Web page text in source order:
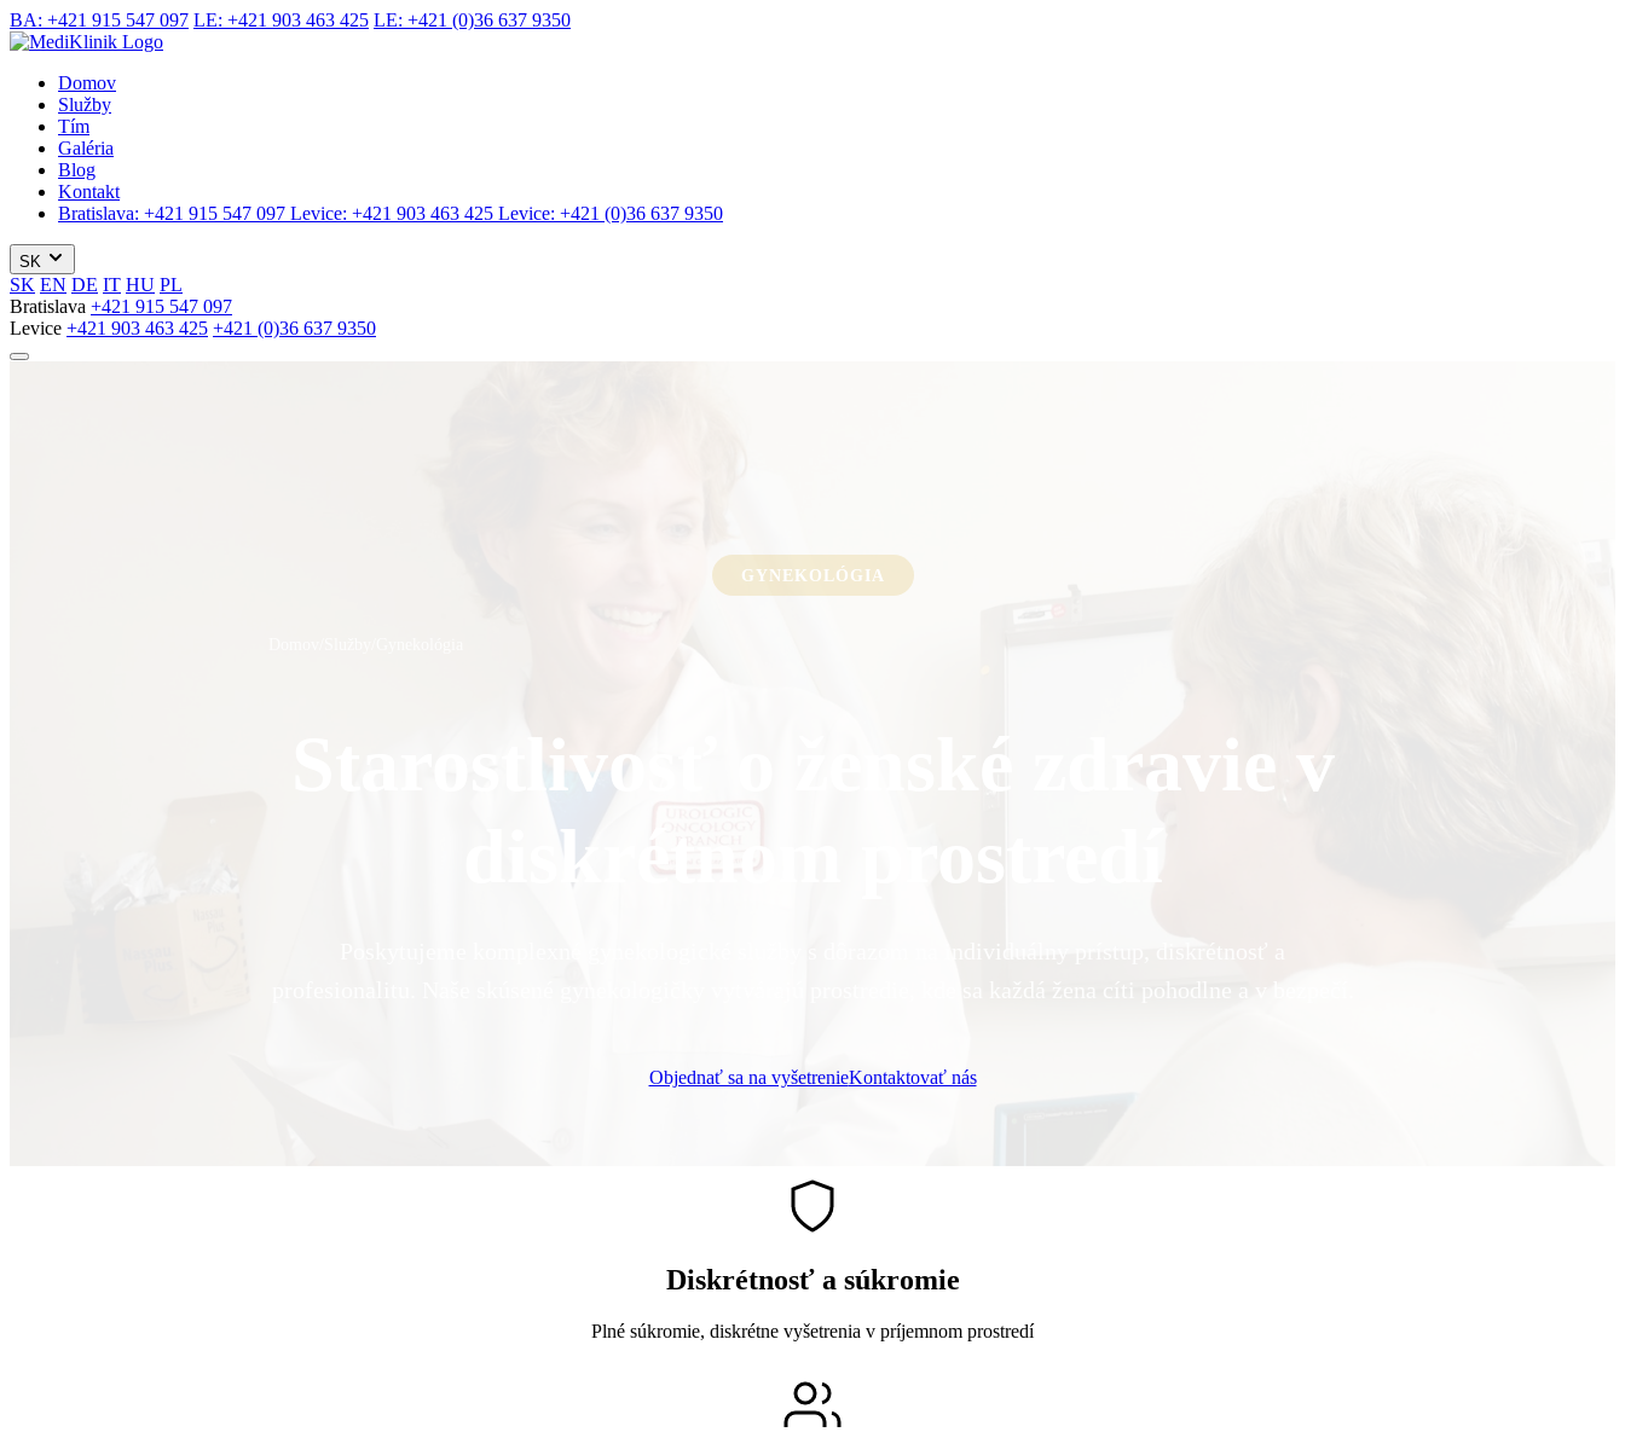
BA: +421 915 547 097 LE: +421 903 463 425 LE: +421 (0)36 637 9350
Domov
Služby
Tím
Galéria
Blog
Kontakt
Bratislava: +421 915 547 097 Levice: +421 903 463 425 Levice: +421 (0)36 637 9350
SK
SK EN DE IT HU PL
Bratislava +421 915 547 097
Levice +421 903 463 425 +421 (0)36 637 9350
GYNEKOLÓGIA
Starostlivosť o ženské zdravie v
diskrétnom prostredí
Objednať sa na vyšetrenieKontaktovať nás
Diskrétnosť a súkromie
Plné súkromie, diskrétne vyšetrenia v príjemnom prostredí